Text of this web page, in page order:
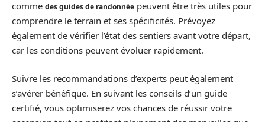
comme des guides de randonnée peuvent être très utiles pour
comprendre le terrain et ses spécificités. Prévoyez
également de vérifier l’état des sentiers avant votre départ,
car les conditions peuvent évoluer rapidement.
Suivre les recommandations d’experts peut également
s’avérer bénéfique. En suivant les conseils d’un guide
certifié, vous optimiserez vos chances de réussir votre